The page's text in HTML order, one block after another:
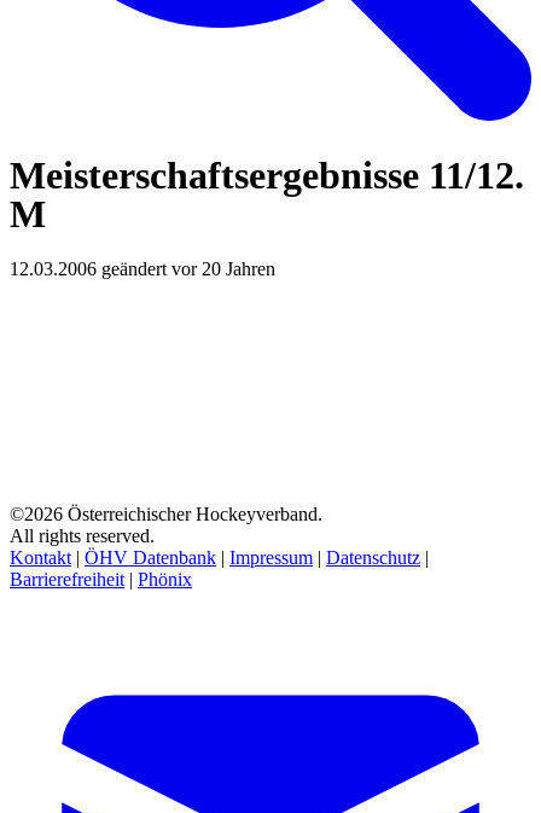
Meisterschaftsergebnisse 11/12.
M
12.03.2006 geändert vor 20 Jahren
©2026 Österreichischer Hockeyverband.
All rights reserved.
Kontakt | ÖHV Datenbank | Impressum | Datenschutz |
Barrierefreiheit | Phönix